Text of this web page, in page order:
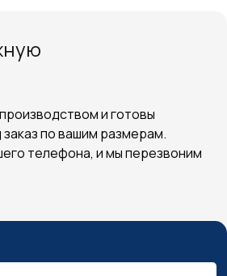
и готовы
по вашим размерам.
телефона, и мы перезвоним